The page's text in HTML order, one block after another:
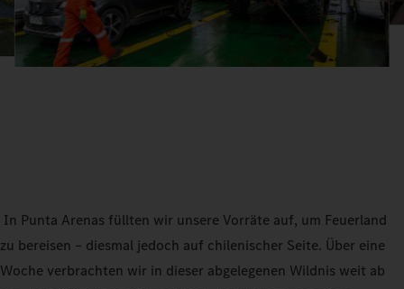
In Punta Arenas füllten wir unsere Vorräte auf, um Feuerland
zu bereisen – diesmal jedoch auf chilenischer Seite. Über eine
Woche verbrachten wir in dieser abgelegenen Wildnis weit ab